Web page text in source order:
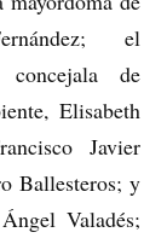
el
concejala de
Elisabeth
Javier
Ballesteros; y
Valadés;